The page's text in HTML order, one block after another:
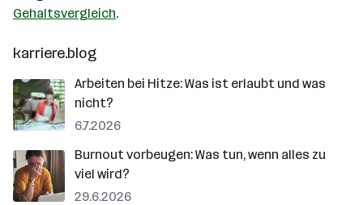
Gehaltsvergleich.
karriere.blog
Arbeiten bei Hitze: Was ist erlaubt und was
nicht?
6.7.2026
Burnout vorbeugen: Was tun, wenn alles zu
viel wird?
29.6.2026